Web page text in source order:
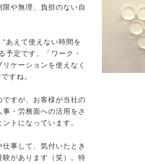
や無理、負担のない自
あえて使えない時間を
予定です。「ワーク・
ケーションを使えなく
すね。
すが、お客様が当社の
・労務面への活用をさ
トになっています。
事して、気付いたとき
があります（笑）。特